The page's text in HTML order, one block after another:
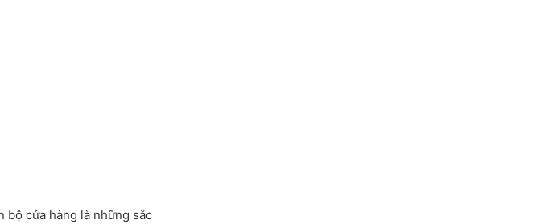
bộ cửa hàng là những sắc